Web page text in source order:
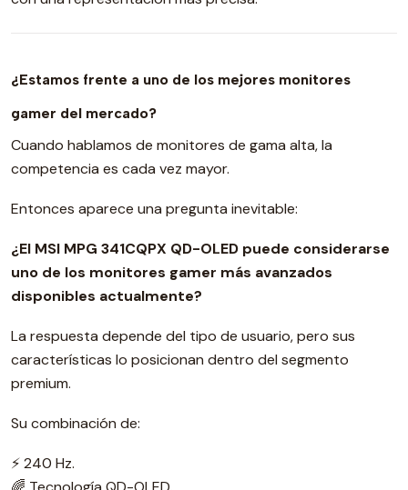
¿Estamos frente a uno de los mejores monitores
gamer del mercado?
Cuando hablamos de monitores de gama alta, la
competencia es cada vez mayor.
Entonces aparece una pregunta inevitable:
¿El MSI MPG 341CQPX QD-OLED puede considerarse
uno de los monitores gamer más avanzados
disponibles actualmente?
La respuesta depende del tipo de usuario, pero sus
características lo posicionan dentro del segmento
premium.
Su combinación de:
⚡ 240 Hz.